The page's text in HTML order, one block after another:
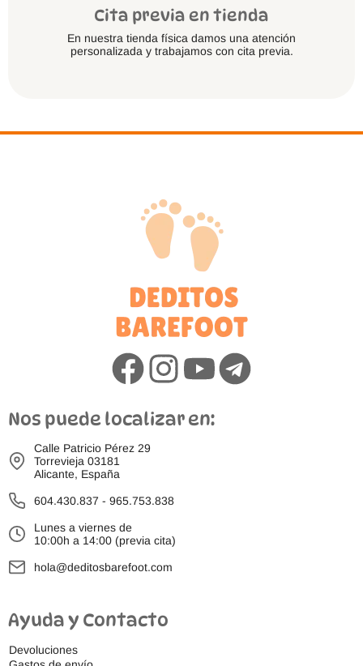
Cita previa en tienda
En nuestra tienda física damos una atención
personalizada y trabajamos con cita previa.
Nos puede localizar en:
Calle Patricio Pérez 29
Torrevieja 03181
Alicante, España
604.430.837 - 965.753.838
Lunes a viernes de
10:00h a 14:00 (previa cita)
hola@deditosbarefoot.com
Ayuda y Contacto
Devoluciones